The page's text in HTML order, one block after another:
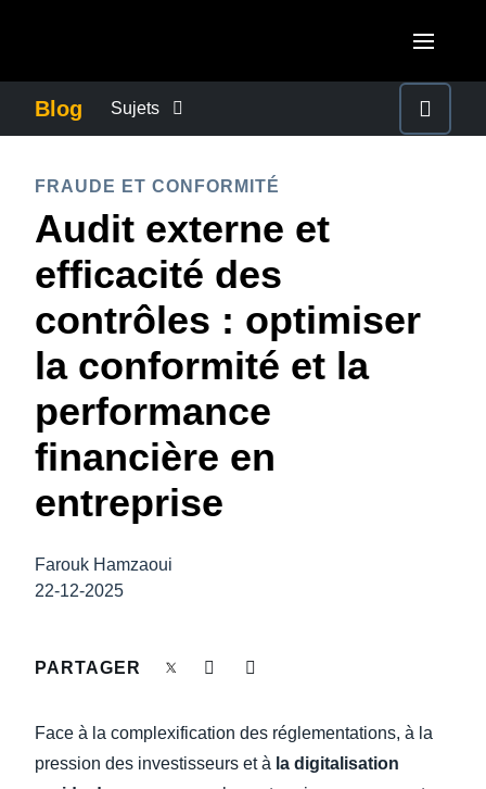
Canada (Français)
México (Español)
Brasil (Português)
EUROPE
United Kingdom (English)
France (Français)
Deutschland (Deutsch)
Italia (Italiano)
Norway (English)
ASIA PACIFIC
Australia (English)
India (English)
日本（日本語)
Singapore (English)
Blog Sujets
CONTINUITÉ DES AFFAIRES
CONTRÔLE DES COÛTS DE L’ENTREPRISE
CROISSANCE ET OPTIMISATION
DÉVELOPPEMENT DURABLE
DEVOIR DE PROTECTION
FRAIS DE DÉPLACEMENT
FRAUDE ET CONFORMITÉ
Audit externe et
efficacité des
contrôles : optimiser
la conformité et la
performance
financière en
entreprise
Farouk Hamzaoui
22-12-2025
PARTAGER
Face à la complexification des réglementations, à la
pression des investisseurs et à la digitalisation